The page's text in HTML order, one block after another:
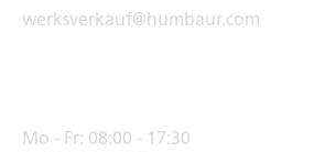
werksverkauf@humbaur.com
Mo - Fr: 08:00 - 17:30